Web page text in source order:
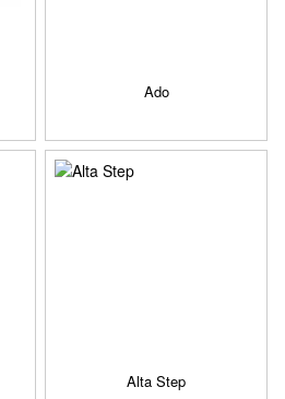
Ado
Alta Step